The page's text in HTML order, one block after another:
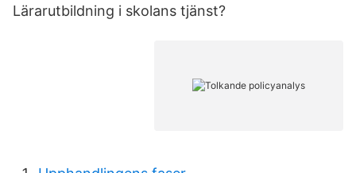
Lärarutbildning i skolans tjänst?